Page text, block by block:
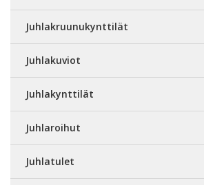
Juhlakruunukynttilät
Juhlakuviot
Juhlakynttilät
Juhlaroihut
Juhlatulet